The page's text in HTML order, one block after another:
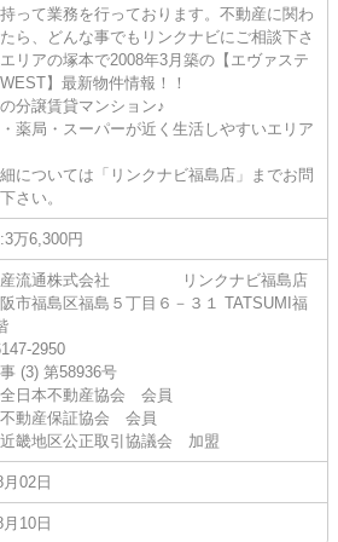
って業務を行っております。不動産に関わ
ら、どんな事でもリンクナビにご相談下さ
リアの塚本で2008年3月築の【エヴァステ
】最新物件情報！！
分譲賃貸マンション♪
薬局・スーパーが近く生活しやすいエリア
については「リンクナビ福島店」までお問
さい。
万6,300円
産流通株式会社 リンクナビ福島店
市福島区福島５丁目６－３１ TATSUMI福
2950
(3) 第58936号
全日本不動産協会 会員
不動産保証協会 会員
近畿地区公正取引協議会 加盟
02日
10日